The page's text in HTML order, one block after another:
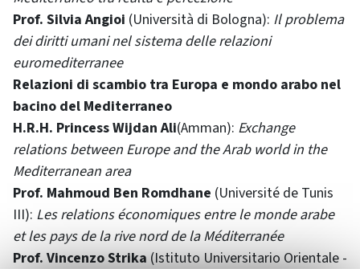
Prof. Silvia Angioi (Università di Bologna): Il problema
dei diritti umani nel sistema delle relazioni
euromediterranee
Relazioni di scambio tra Europa e mondo arabo nel
bacino del Mediterraneo
H.R.H. Princess Wijdan Ali(Amman): Exchange
relations between Europe and the Arab world in the
Mediterranean area
Prof. Mahmoud Ben Romdhane (Université de Tunis
III): Les relations économiques entre le monde arabe
et les pays de la rive nord de la Méditerranée
Prof. Vincenzo Strika(Istituto Universitario Orientale -